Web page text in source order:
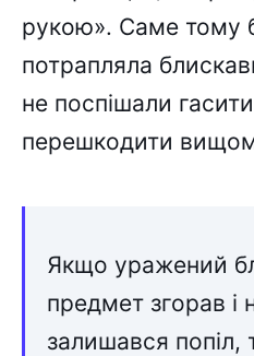
рукою». Саме тому
потрапляла
не поспішали
перешкодити
Якщо уражений
предмет згорав і
залишався попіл,